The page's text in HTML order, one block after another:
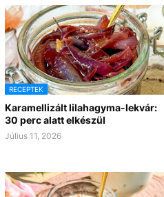
RECEPTEK
Karamellizált lilahagyma-lekvár:
30 perc alatt elkészül
Július 11, 2026